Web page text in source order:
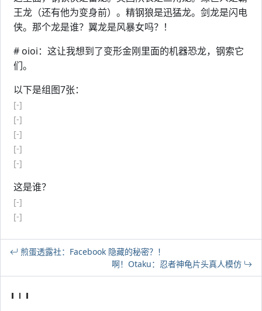
王龙（还有他为变身前）。精钢狼是迅猛龙。剑龙是闪电
侠。那个龙是谁？翼龙是风暴女吗？！
# oioi：这让我想到了变形金刚里面的机器恐龙，钢索它
们。
以下是组图7张：
[-]
[-]
[-]
[-]
[-]
这是谁？
[-]
[-]
煎蛋透露社：Facebook 隐藏的秘密？！
啊！Otaku：忍者神龟片头真人模仿